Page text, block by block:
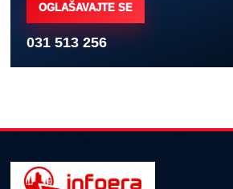
OGLAŠAVAJTE SE
031 513 256